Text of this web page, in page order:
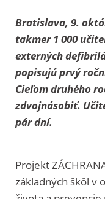
Bratislava, 9.
takmer 1 000
externých
popisujú prvý
Cieľom druhého
zdvojnásobiť.
pár dní.
Projekt
základných škôl v